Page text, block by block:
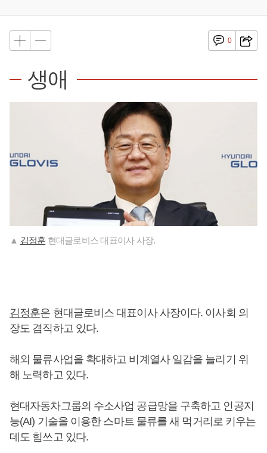
0
생애
▲ 김정훈 현대글로비스 대표이사 사장.
김정훈은 현대글로비스 대표이사 사장이다. 이사회 의
장도 겸직하고 있다.
해외 물류사업을 확대하고 비계열사 일감을 늘리기 위
해 노력하고 있다.
현대자동차그룹의 수소사업 공급망을 구축하고 인공지
능(AI) 기술을 이용한 스마트 물류를 새 먹거리로 키우는
데도 힘쓰고 있다.